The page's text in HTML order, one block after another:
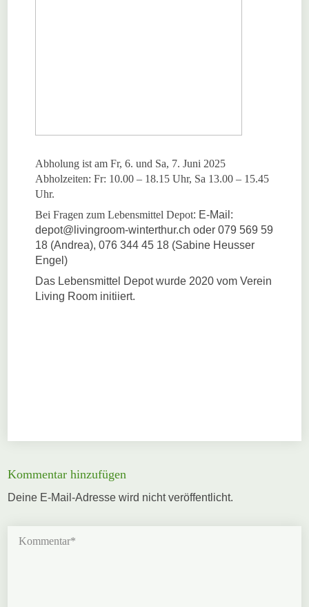
Abholung ist am Fr, 6. und Sa, 7. Juni 2025
Abholzeiten: Fr: 10.00 – 18.15 Uhr, Sa 13.00 – 15.45
Uhr.
Bei Fragen zum Lebensmittel Depot: E-Mail:
depot@livingroom-winterthur.ch oder 079 569 59
18 (Andrea), 076 344 45 18 (Sabine Heusser
Engel)
Das Lebensmittel Depot wurde 2020 vom Verein
Living Room initiiert.
Kommentar hinzufügen